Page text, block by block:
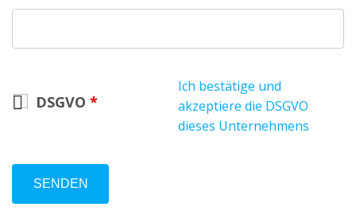
DSGVO *
Ich bestätige und
akzeptiere die DSGVO
dieses Unternehmens